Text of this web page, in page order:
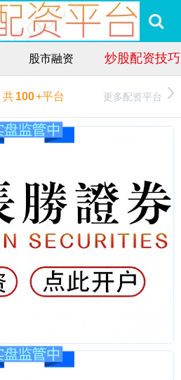
股市融资 炒股配资技巧
共100+平台 更多配资平台